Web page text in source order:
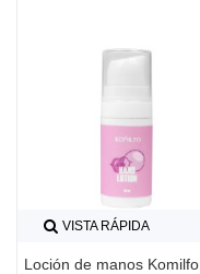
VISTA RÁPIDA
Loción de manos Komilfo,